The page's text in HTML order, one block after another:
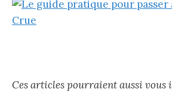
Ces articles pourraient aussi vous